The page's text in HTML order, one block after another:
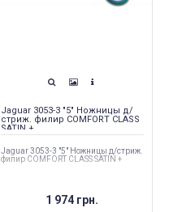
Jaguar 3053-3 "5" Ножницы д/
стриж. филир COMFORT CLASS
SATIN +
Jaguar 3053-3 "5" Ножницы д/стриж.
филир COMFORT CLASS SATIN +
1 974 грн.